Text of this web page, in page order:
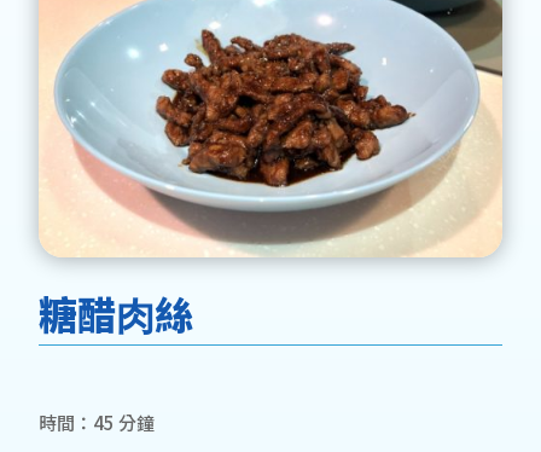
糖醋⾁絲
時間：45 分鐘